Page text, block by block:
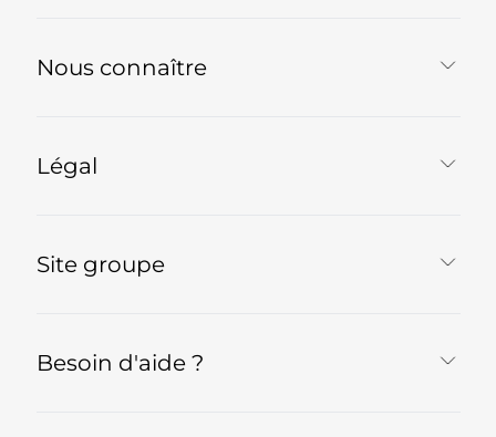
Nous connaître
Légal
Site groupe
Besoin d'aide ?